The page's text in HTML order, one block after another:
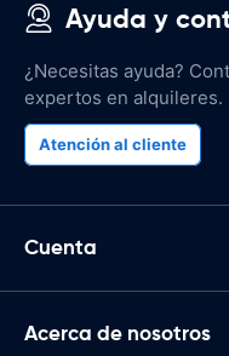
Ayuda y
¿Necesitas ayuda?
expertos en alquileres.
Atención al cliente
Cuenta
Acerca de nosotros